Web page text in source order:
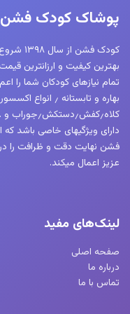
پوشاک کودک فشن
کودک
بهترین کیفیت و ارزانترین
بهاره و تابستانه ٫
دارای ویژگیهای خاصی باشد
فشن نهایت دقت و ظرافت را در
عزیز اعمال میکند.
لینک‌های مفید
صفحه اصلی
درباره ما
تماس با ما